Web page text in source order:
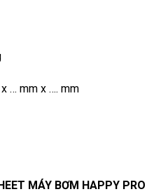
x … mm x …. mm
MÁY BƠM HAPPY PRO